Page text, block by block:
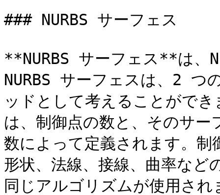
### NURBS サーフェス
**NURBS サーフェス**は、
NURBS サーフェスは、2 つ
ッドとして考えることがで
は、制御点の数と、そのサ
数によって定義されます。制
形状、法線、接線、曲率など
同じアルゴリズムが使用され